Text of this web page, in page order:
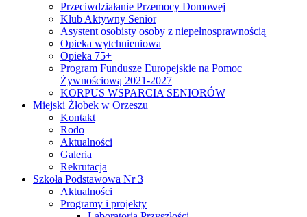
Przeciwdziałanie Przemocy Domowej
Klub Aktywny Senior
Asystent osobisty osoby z niepełnosprawnością
Opieka wytchnieniowa
Opieka 75+
Program Fundusze Europejskie na Pomoc
Żywnościową 2021-2027
KORPUS WSPARCIA SENIORÓW
Miejski Żłobek w Orzeszu
Kontakt
Rodo
Aktualności
Galeria
Rekrutacja
Szkoła Podstawowa Nr 3
Aktualności
Programy i projekty